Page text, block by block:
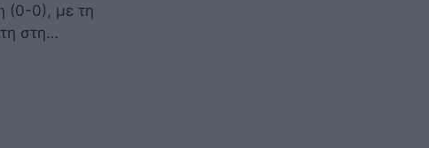
(0-0), με τη
στη…